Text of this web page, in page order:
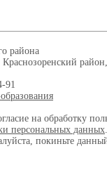
района
Краснозоренский
91
на обработку
персональных данных
покиньте